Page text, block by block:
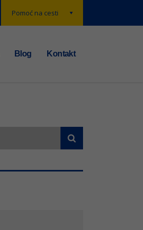
Pomoć na cesti
Blog Kontakt